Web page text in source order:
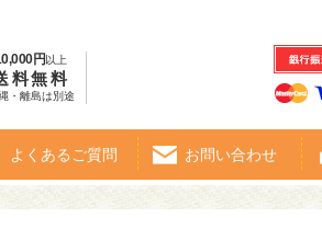
円 以上
料無料
・離島は別途
よくあるご質問 お問い合わせ